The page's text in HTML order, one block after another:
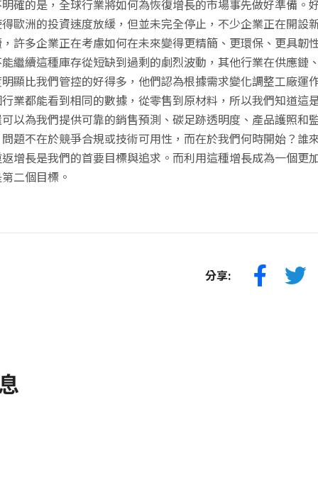
確的是，全球行業將如何為恢復增長的市場事先做好準備。
歐洲的投資速度放緩，但並未完全停止，不少企業正在開設
許多企業正在考慮如何在未來變得更精簡、更環保、更具韌
繼續這種庫存從短缺到過剩的劇烈波動，其他行業在供應鏈
顯比我們管控的好得多，他們認為根據需求變化調整工廠運
業都能看到相同的數據，從零售到原材料，所以我們知道這
以為我們提供可靠的銷售預測、碳足跡透明度、產品護照和
題不在於競爭合規或技術可用性，而在於我們何時開始？誰
增長是我們的首要目標與追求。而利用這種增長成為一個更
二個目標。
分享: